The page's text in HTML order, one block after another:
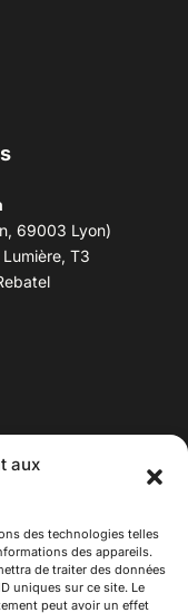
aux
des technologies telles
des appareils.
de traiter des données
uniques sur ce site. Le
peut avoir un effet
69003 Lyon)
T3